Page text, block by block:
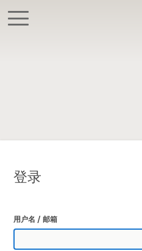
登录
用户名 / 邮箱